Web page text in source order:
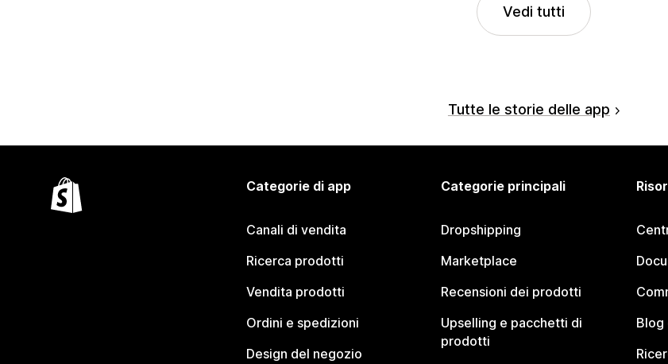
Vedi tutti
Tutte le storie delle app
Categorie di app
Canali di vendita
Ricerca prodotti
Vendita prodotti
Ordini e spedizioni
Design del negozio
Categorie principali
Dropshipping
Marketplace
Recensioni dei prodotti
Upselling e pacchetti di
prodotti
Blog